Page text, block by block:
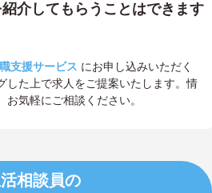
介してもらうことはできます
支援サービス にお申し込みいただく
した上で求人をご提案いたします。情
気軽にご相談ください。
相談員の